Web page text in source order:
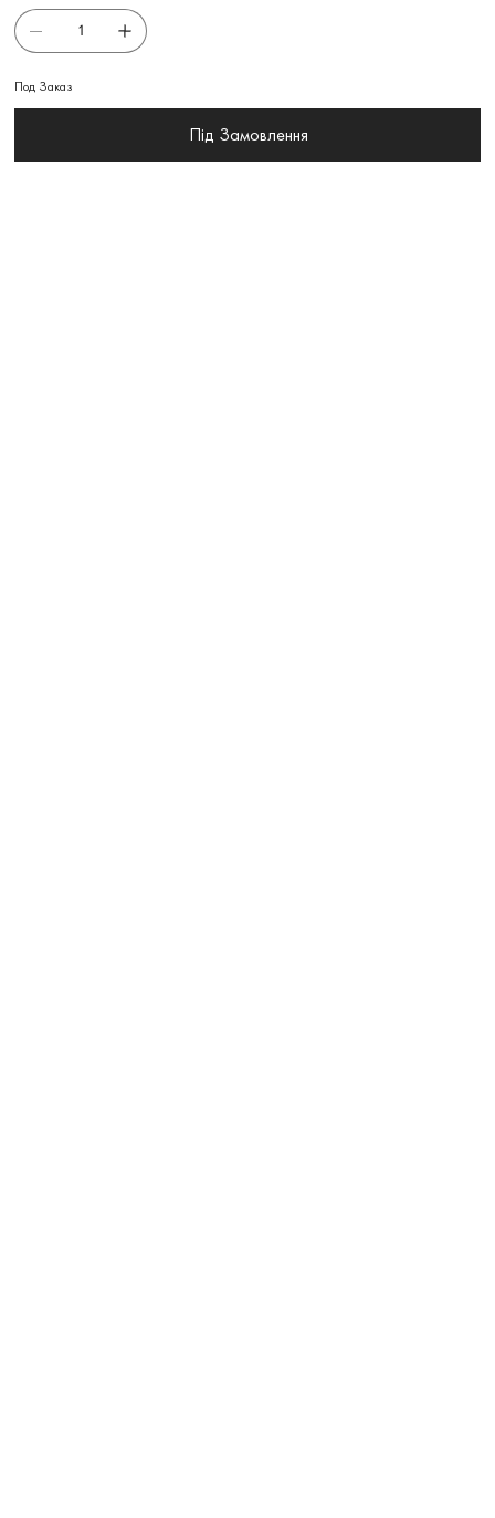
Под Заказ
Під Замовлення